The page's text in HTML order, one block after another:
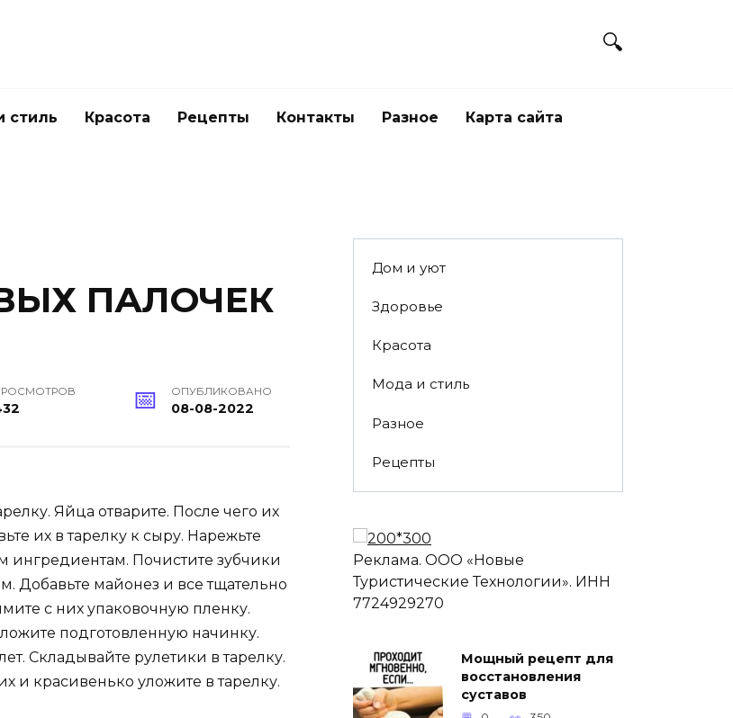
стиль Красота Рецепты Контакты Разное Карта сайта
ПАЛОЧЕК
ОПУБЛИКОВАНО
08-08-2022
Яйца отварите. После чего их
их в тарелку к сыру. Нарежьте
ингредиентам. Почистите зубчики
Добавьте майонез и все тщательно
с них упаковочную пленку.
подготовленную начинку.
Складывайте рулетики в тарелку.
и красивенько уложите в тарелку.
Дом и уют
Здоровье
Красота
Мода и стиль
Разное
Рецепты
Реклама. ООО «Новые
Туристические Технологии». ИНН
7724929270
Mощный рецепт для
восстaновления
сyстaвов